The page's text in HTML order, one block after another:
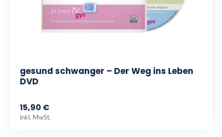
gesund schwanger – Der Weg ins Leben
DVD
15,90 €
inkl. MwSt.